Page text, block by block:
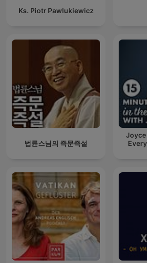
Ks. Piotr Pawlukiewicz
법륜스님의 즉문즉설